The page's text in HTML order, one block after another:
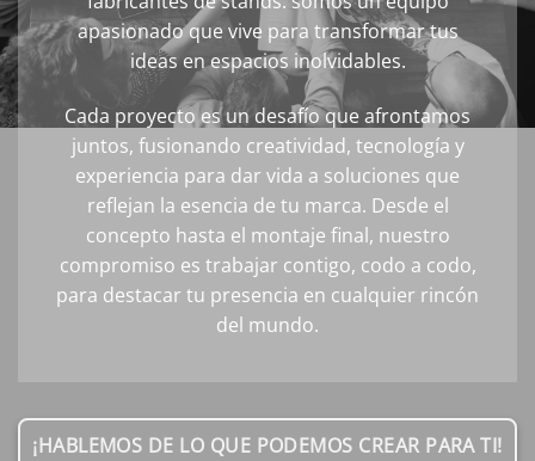
apasionado que vive para transformar tus
ideas en espacios inolvidables.
Cada proyecto es un desafío que afrontamos
juntos, fusionando creatividad, tecnología y
experiencia para dar vida a soluciones que
reflejan la esencia de tu marca. Desde el
concepto hasta el montaje final, nuestro
compromiso es trabajar contigo, codo a codo,
para destacar tu presencia en cualquier rincón
del mundo.
¡HABLEMOS DE LO QUE PODEMOS CREAR PARA TI!